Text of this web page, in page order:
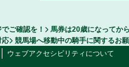
ご確認を！ 馬券は20歳になってから
応
競馬場へ移動中の騎手に関するお
ウェブアクセシビリティについて